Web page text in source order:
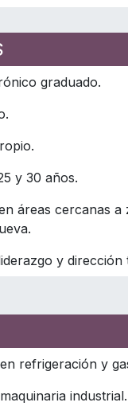
graduado.
y 30 años.
áreas cercanas a
y dirección
refrigeración y
industrial.